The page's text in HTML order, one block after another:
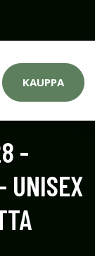
KAUPPA
-
UNISEX